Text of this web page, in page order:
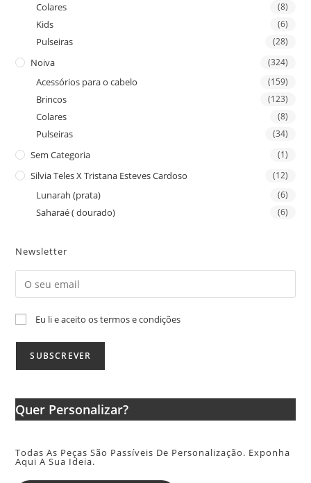
Colares (8)
Kids (6)
Pulseiras (28)
Noiva (324)
Acessórios para o cabelo (159)
Brincos (123)
Colares (8)
Pulseiras (34)
Sem Categoria (1)
Silvia Teles X Tristana Esteves Cardoso (12)
Lunarah (prata) (6)
Saharaé ( dourado) (6)
Newsletter
Eu li e aceito os termos e condições
Quer Personalizar?
Todas As Peças São Passíveis De Personalização. Exponha
Aqui A Sua Ideia.